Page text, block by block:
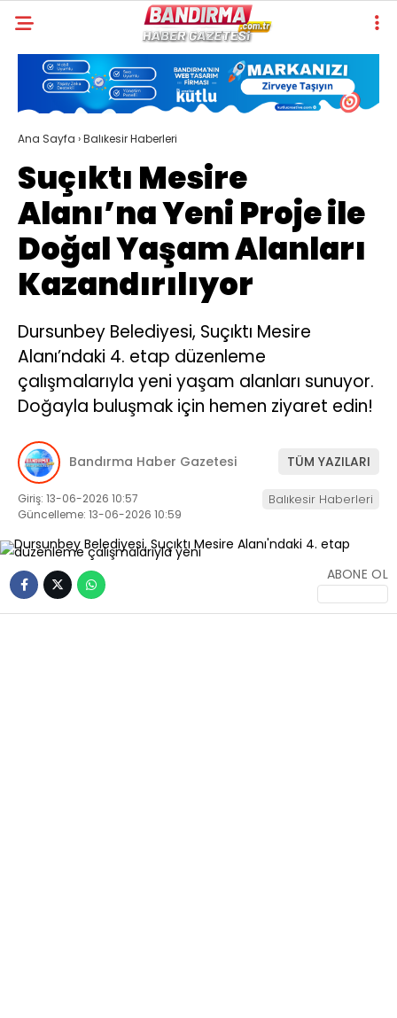
Instagram
29.5
GALERİ VİDEO YAZARLAR
BANDIRMA
BANDIRMASPOR
BORDO BASKETBOL
BALIKESIR
İLÇELER
YAŞAM
VEFAT
EKONOMI
Ana Sayfa ›Balıkesir Haberleri
Suçıktı Mesire
Alanı’na Yeni Proje ile
Doğal Yaşam Alanları
Kazandırılıyor
Dursunbey Belediyesi, Suçıktı Mesire
Alanı’ndaki 4. etap düzenleme
çalışmalarıyla yeni yaşam alanları sunuyor.
Doğayla buluşmak için hemen ziyaret edin!
Bandırma Haber Gazetesi TÜM YAZILARI
Giriş: 13-06-2026 10:57
Güncelleme: 13-06-2026 10:59
Balıkesir Haberleri
ABONE OL